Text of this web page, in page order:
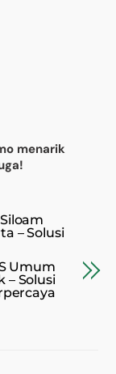
menarik
– Solusi
Umum
– Solusi